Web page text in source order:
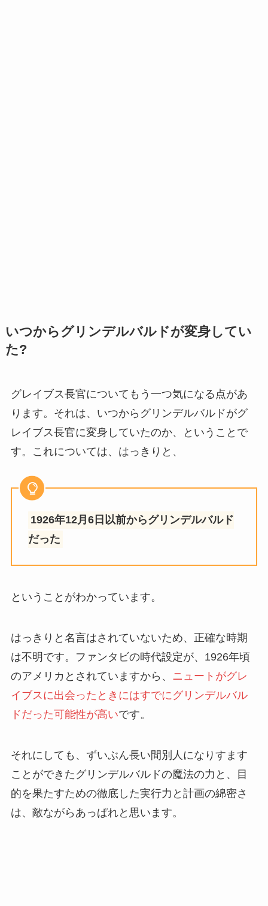
いつからグリンデルバルドが変身してい
た?
グレイブス長官についてもう一つ気になる点があ
ります。それは、いつからグリンデルバルドがグ
レイブス長官に変身していたのか、ということで
す。これについては、はっきりと、
1926年12月6日以前からグリンデルバルド
だった
ということがわかっています。
はっきりと名言はされていないため、正確な時期
は不明です。ファンタビの時代設定が、1926年頃
のアメリカとされていますから、 ニュートがグレ
イブスに出会ったときにはすでにグリンデルバル
ドだった可能性が高いです。
それにしても、ずいぶん長い間別人になりすます
ことができたグリンデルバルドの魔法の力と、目
的を果たすための徹底した実行力と計画の綿密さ
は、敵ながらあっぱれと思います。